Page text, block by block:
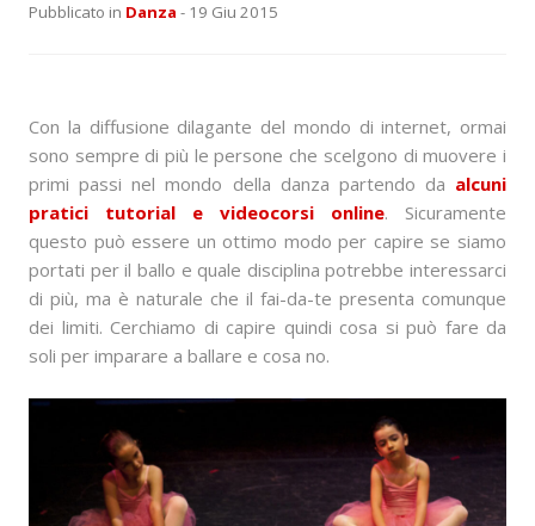
Pubblicato in Danza - 19 Giu 2015
Con la diffusione dilagante del mondo di internet, ormai
sono sempre di più le persone che scelgono di muovere i
primi passi nel mondo della danza partendo da alcuni
pratici tutorial e videocorsi online. Sicuramente
questo può essere un ottimo modo per capire se siamo
portati per il ballo e quale disciplina potrebbe interessarci
di più, ma è naturale che il fai-da-te presenta comunque
dei limiti. Cerchiamo di capire quindi cosa si può fare da
soli per imparare a ballare e cosa no.